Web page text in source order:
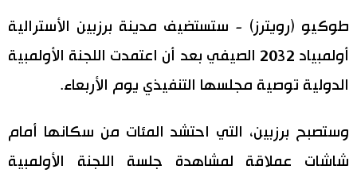
مجتمع
ثقافة
لايف ستايل
طوكيو (رويترز) - ستستضيف مدينة برزبين الأسترالية
أولمبياد 2032 الصيفي بعد أن اعتمدت اللجنة الأولمبية
الدولية توصية مجلسها التنفيذي يوم الأربعاء.
وستصبح برزبين، التي احتشد المئات من سكانها أمام
شاشات عملاقة لمشاهدة جلسة اللجنة الأولمبية